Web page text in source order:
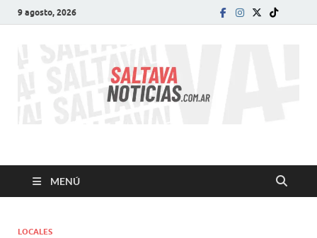
9 agosto, 2026
SALTA VA!
MENÚ
LOCALES